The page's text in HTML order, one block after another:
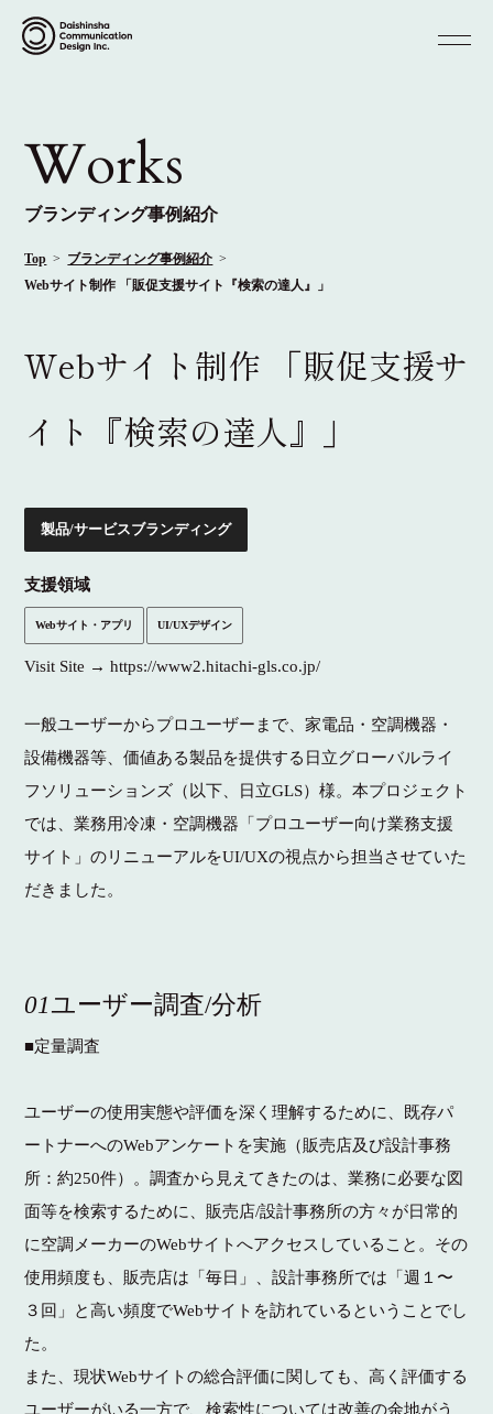
Works
ブランディング事例紹介
Top
ブランディング事例紹介
Webサイト制作 「販促支援サイト『検索の達人』」
Webサイト制作 「販促支援サ
イト『検索の達人』」
製品/サービスブランディング
支援領域
Webサイト・アプリ UI/UXデザイン
Visit Site →https://www2.hitachi-gls.co.jp/
一般ユーザーからプロユーザーまで、家電品・空調機器・
設備機器等、価値ある製品を提供する日立グローバルライ
フソリューションズ（以下、日立GLS）様。本プロジェクト
では、業務用冷凍・空調機器「プロユーザー向け業務支援
サイト」のリニューアルをUI/UXの視点から担当させていた
だきました。
01ユーザー調査/分析
■定量調査
ユーザーの使用実態や評価を深く理解するために、既存パ
ートナーへのWebアンケートを実施（販売店及び設計事務
所：約250件）。調査から見えてきたのは、業務に必要な図
面等を検索するために、販売店/設計事務所の方々が日常的
に空調メーカーのWebサイトへアクセスしていること。その
使用頻度も、販売店は「毎日」、設計事務所では「週１〜
３回」と高い頻度でWebサイトを訪れているということでし
た。
また、現状Webサイトの総合評価に関しても、高く評価する
ユーザーがいる一方で、検索性については改善の余地がう